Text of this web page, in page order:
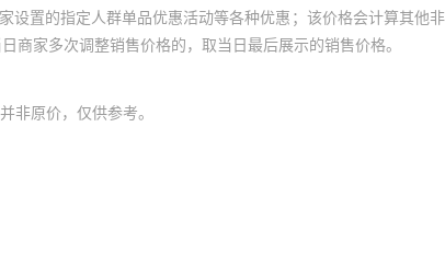
置的指定人群单品优惠活动等各种优惠；该价格会计算其他
家多次调整销售价格的，取当日最后展示的销售价格。
非原价，仅供参考。